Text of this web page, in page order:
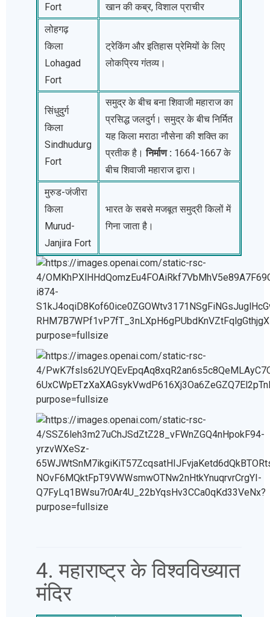
Fort
खान की कब्र, विशाल प्राचीर
लोहगढ़
किला
Lohagad
Fort
ट्रेकिंग और इतिहास प्रेमियों के लिए
लोकप्रिय गंतव्य।
सिंधुदुर्ग
किला
Sindhudurg
Fort
समुद्र के बीच बना शिवाजी महाराज का
प्रसिद्ध जलदुर्ग। समुद्र के बीच निर्मित
यह किला मराठा नौसेना की शक्ति का
प्रतीक है।निर्माण : 1664-1667 के
बीच शिवाजी महाराज द्वारा।
मुरुड-जंजीरा
किला
Murud-
Janjira Fort
भारत के सबसे मजबूत समुद्री किलों में
गिना जाता है।
4. महाराष्ट्र के विश्वविख्यात
मंदिर